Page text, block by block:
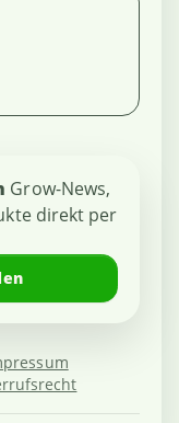
Grow-News,
direkt per